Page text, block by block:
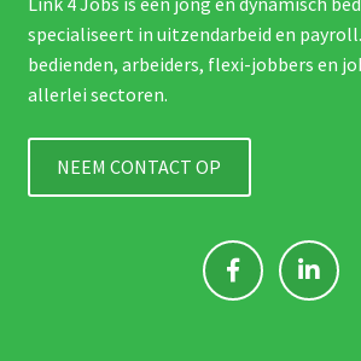
specialiseert in uitzendarbeid en
bedienden, arbeiders, flexi-jobbers en
allerlei sectoren.
NEEM CONTACT OP